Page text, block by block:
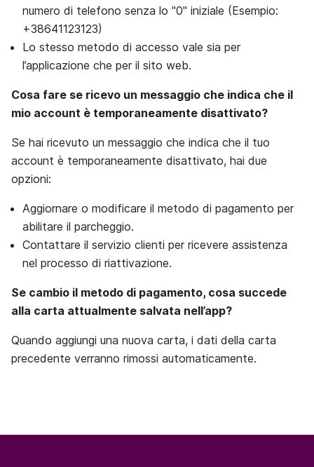
numero di telefono senza lo "0" iniziale (Esempio:
+38641123123)
Lo stesso metodo di accesso vale sia per
l’applicazione che per il sito web.
Cosa fare se ricevo un messaggio che indica che il
mio account è temporaneamente disattivato?
Se hai ricevuto un messaggio che indica che il tuo
account è temporaneamente disattivato, hai due
opzioni:
Aggiornare o modificare il metodo di pagamento per
abilitare il parcheggio.
Contattare il servizio clienti per ricevere assistenza
nel processo di riattivazione.
Se cambio il metodo di pagamento, cosa succede
alla carta attualmente salvata nell’app?
Quando aggiungi una nuova carta, i dati della carta
precedente verranno rimossi automaticamente.